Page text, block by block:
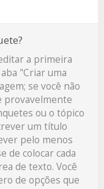
a primeira
"Criar uma
se você não
provavelmente
ou o tópico
um título
pelo menos
de colocar cada
de texto. Você
de opções que